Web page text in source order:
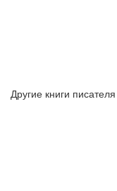
Другие книги писателя